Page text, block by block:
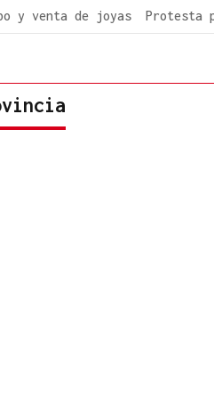
y venta de joyas Protesta